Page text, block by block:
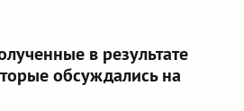
в результате
обсуждались на